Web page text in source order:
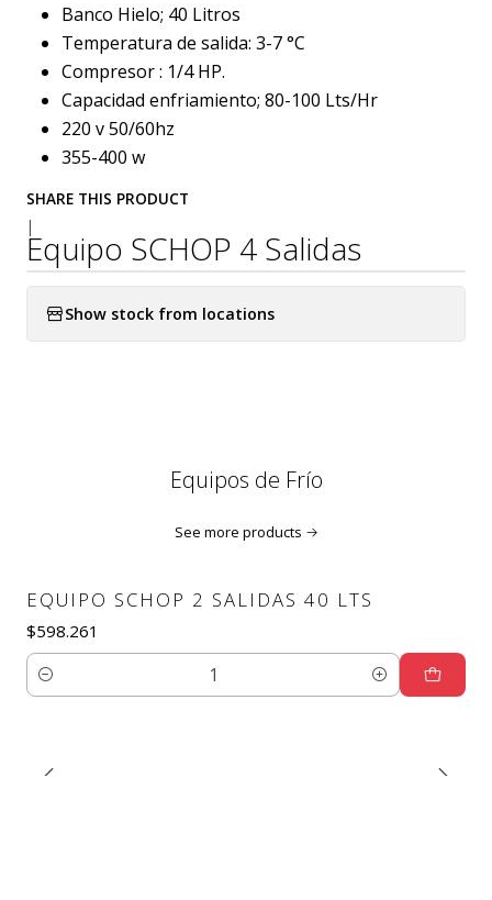
Banco Hielo; 40 Litros
Temperatura de salida: 3-7 °C
Compresor : 1/4 HP.
Capacidad enfriamiento; 80-100 Lts/Hr
220 v 50/60hz
355-400 w
SHARE THIS PRODUCT
|
Equipo SCHOP 4 Salidas
Show stock from locations
Equipos de Frío
See more products
EQUIPO SCHOP 2 SALIDAS 40 LTS
$598.261
Quantity